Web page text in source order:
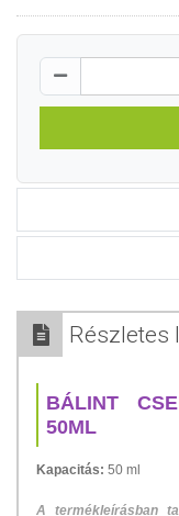
Részletes
BÁLINT
50ML
Kapacitás: 50 ml
A termékleírásban